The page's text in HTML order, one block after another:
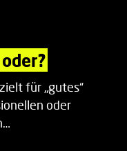
für „gutes“
oder